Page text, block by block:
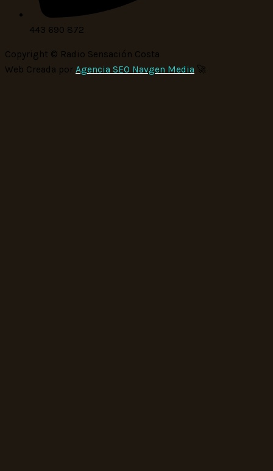
443 690 872
Copyright © Radio Sensación Costa
Web Creada por Agencia SEO Navgen Media 🚀